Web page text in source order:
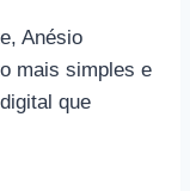
Anésio
mais simples e
que